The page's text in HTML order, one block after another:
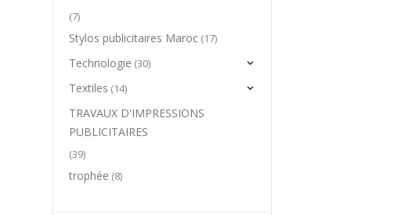
(7)
Stylos publicitaires Maroc (17)
Technologie (30)
Textiles (14)
TRAVAUX D'IMPRESSIONS
PUBLICITAIRES
(39)
trophée (8)